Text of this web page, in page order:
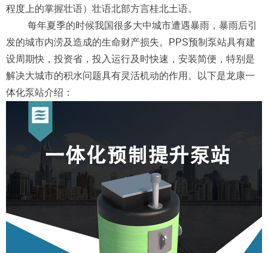
程度上的掌握壮语）壮语北部方言桂北土语。
每年夏季的时候我国很多大中城市遭遇暴雨，暴雨后引
发的城市内涝及造成的生命财产损失。PPS预制泵站具有建
设周期快，投资省，投入运行及时快速，安装简便，特别是
解决大城市的积水问题具有灵活机动的作用。以下是龙康一
体化泵站介绍：